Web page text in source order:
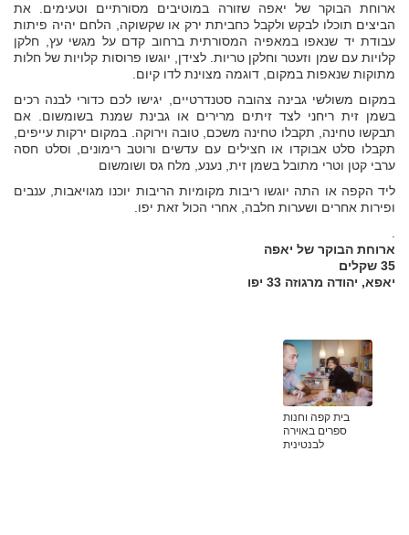
ארוחת הבוקר של יאפה שזורה במוטיבים מסורתיים וטעימים. את
הביצים תוכלו לבקש ולקבל כחביתת ירק או שקשוקה, הלחם יהיה פיתות
עבודת יד שנאפו במאפיה המסורתית ברחוב קדם על מגשי עץ, חלקן
קלויות עם שמן וזעטר וחלקן טריות. לצידן, יוגשו פרוסות קלויות של חלות
מתוקות שנאפות במקום, דוגמה מצוינת לדו קיום.
במקום משולשי גבינה צהובה סטנדרטיים, יגישו לכם כדורי לבנה רכים
בשמן זית ריחני לצד זיתים מרירים או גבינת שמנת בשומשום. אם
תבקשו טחינה, תקבלו טחינה משכם, טובה וירוקה. במקום ירקות עייפים,
תקבלו סלט אבוקדו או חצילים עם עדשים ורוטב רימונים, וסלט חסה
ערבי קטן וטרי מתובל בשמן זית, נענע, מלח גס ושומשום
ליד הקפה או התה יוגשו ריבות מקומיות הריבות יוכנו מגויאבות, ענבים
ופירות אחרים ושערות חלבה, אחרי הכול זאת יפו.
ארוחת הבוקר של יאפה
35 שקלים
יאפא, יהודה מרגוזה 33 יפו
בית קפה וחנות
ספרים באוירה
לבנטינית